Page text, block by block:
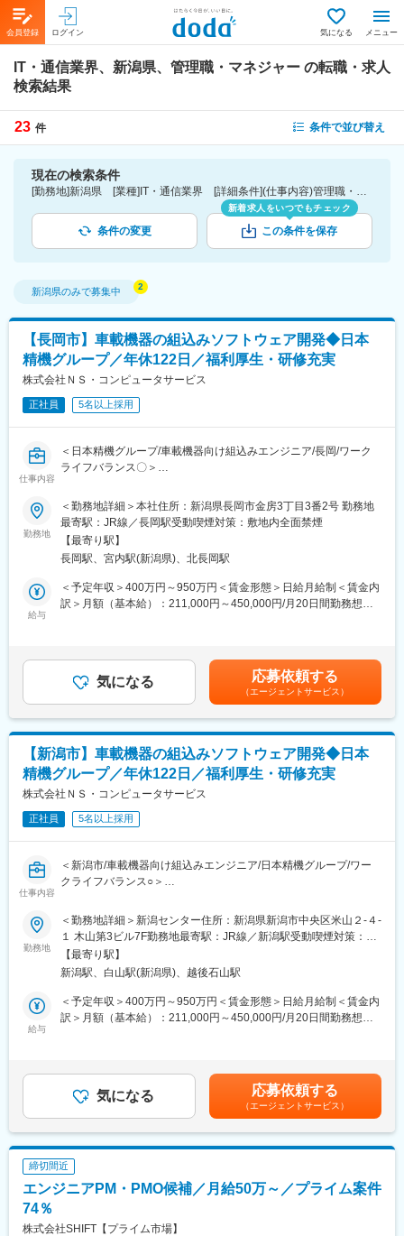
会員登録 ログイン 気になる メニュー
IT・通信業界、新潟県、管理職・マネジャー の転職・求人
検索結果
23 件 条件で並び替え
現在の検索条件
[勤務地]新潟県 [業種]IT・通信業界 [詳細条件](仕事内容)管理職・マネジャー
条件の変更
新着求人をいつでもチェック
この条件を保存
新潟県のみで募集中
【長岡市】車載機器の組込みソフトウェア開発◆日本
精機グループ／年休122日／福利厚生・研修充実
株式会社ＮＳ・コンピュータサービス
正社員 5名以上採用
仕事内容
＜日本精機グループ/車載機器向け組込みエンジニア/長岡/ワーク
ライフバランス〇＞
■業務内容：
二輪／四輪の車載機器開発をメインに、C言語での組込み系ソフ
トウェア開発を担当します。
なお業務の中心は、グループ会社の日本精機の取引先である自動
車・バイクメーカー（自動車メータ、バイクのメータ）関連の開
発となります。
・仕様作成、要求分析～設計～開発～テスト
・業務プロセス改善と品質対応 など
・顧客やパートナー会社（オフショア開発会社含む）との連絡窓
■ポジションの魅力：
◎自動車関連（メータ等の車載製品）に強みを持っており、それ
ぞれ専門性のあるエンジニア複数人でチームプロジェクトを組
み、情報共有しながら開発を進めるため、そのシナジーを最大限
発揮しエンジニアとしての力量を早い速度で高めていける環境で
す。
◎人の命を預かるシステムだけに安全性と信頼性が求められます
ので、高い技術を身につけることができます。
◎また教育体制も充実しており、入社後の各種技術研修やビジネ
ススキルの向上も可能です。
勤務地
＜勤務地詳細＞本社住所：新潟県長岡市金房3丁目3番2号 勤務地
最寄駅：JR線／長岡駅受動喫煙対策：敷地内全面禁煙
【最寄り駅】
長岡駅、宮内駅(新潟県)、北長岡駅
給与
＜予定年収＞400万円～950万円＜賃金形態＞日給月給制＜賃金内
訳＞月額（基本給）：211,000円～450,000円/月20日間勤務想定
あり、選考を通じて上下する可能性があります。月給(月額)は固定
手当を含めた表記です。
気になる 応募依頼する
（エージェントサービス）
【新潟市】車載機器の組込みソフトウェア開発◆日本
精機グループ／年休122日／福利厚生・研修充実
株式会社ＮＳ・コンピュータサービス
正社員 5名以上採用
仕事内容
＜新潟市/車載機器向け組込みエンジニア/日本精機グループ/ワー
クライフバランス○＞
■業務内容：
二輪／四輪の車載機器開発をメインに、C言語での組込み系ソフ
トウェア開発を担当します。
なお業務の中心は、グループ会社の日本精機の取引先である自動
車・バイクメーカー（自動車メータ、バイクのメータ）関連の開
発となります。
・仕様作成、要求分析～設計～開発～テスト
・業務プロセス改善と品質対応 など
・顧客やパートナー会社（オフショア開発会社含む）との連絡窓
■ポジションの魅力：
◎自動車関連（メータ等の車載製品）に強みを持っており、それ
ぞれ専門性のあるエンジニア複数人でチームプロジェクトを組
発揮しエンジニアとしての力量を早い速度で高めていける環境で
勤務地
＜勤務地詳細＞新潟センター住所：新潟県新潟市中央区米山２-４-
１ 木山第3ビル7F勤務地最寄駅：JR線／新潟駅受動喫煙対策：屋
内全面禁煙
【最寄り駅】
新潟駅、白山駅(新潟県)、越後石山駅
給与
＜予定年収＞400万円～950万円＜賃金形態＞日給月給制＜賃金内
訳＞月額（基本給）：211,000円～450,000円/月20日間勤務想定
あり、選考を通じて上下する可能性があります。月給(月額)は固定
手当を含めた表記です。
気になる 応募依頼する
（エージェントサービス）
締切間近
エンジニアPM・PMO候補／月給50万～／プライム案件
74％
株式会社SHIFT【プライム市場】